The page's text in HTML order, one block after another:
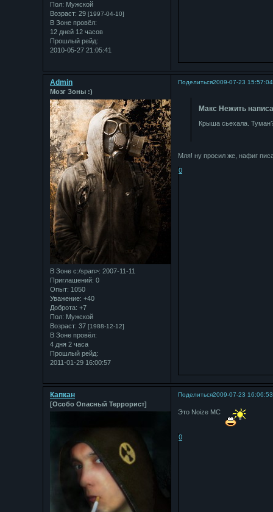
Пол: Мужской
Возраст: 29 [1997-04-10]
В Зоне провёл:
12 дней 12 часов
Прошлый рейд:
2010-05-27 21:05:41
Поделиться2009-07-23 15:57:04
Admin
Мозг Зоны :)
В Зоне с:/span>: 2007-11-11
Приглашений: 0
Опыт: 1050
Уважение: +40
Доброта: +7
Пол: Мужской
Возраст: 37 [1988-12-12]
В Зоне провёл:
4 дня 2 часа
Прошлый рейд:
2011-01-29 16:00:57
Макс Нежить
Крыша сьехала.
Мля! ну просил же, нафиг
0
Поделиться2009-07-23 16:06:53
Капкан
[Особо Опасный Террорист]
Это Noize MC
0